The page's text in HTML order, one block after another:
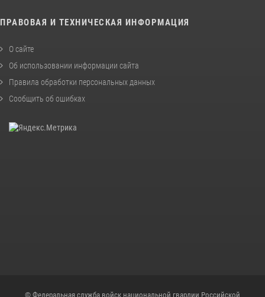
ПРАВОВАЯ И ТЕХНИЧЕСКАЯ ИНФОРМАЦИЯ
О сайте
Об использовании информации сайта
Правила обработки персональных данных
Сообщить об ошибках
© Федеральная служба войск национальной гвардии Российской